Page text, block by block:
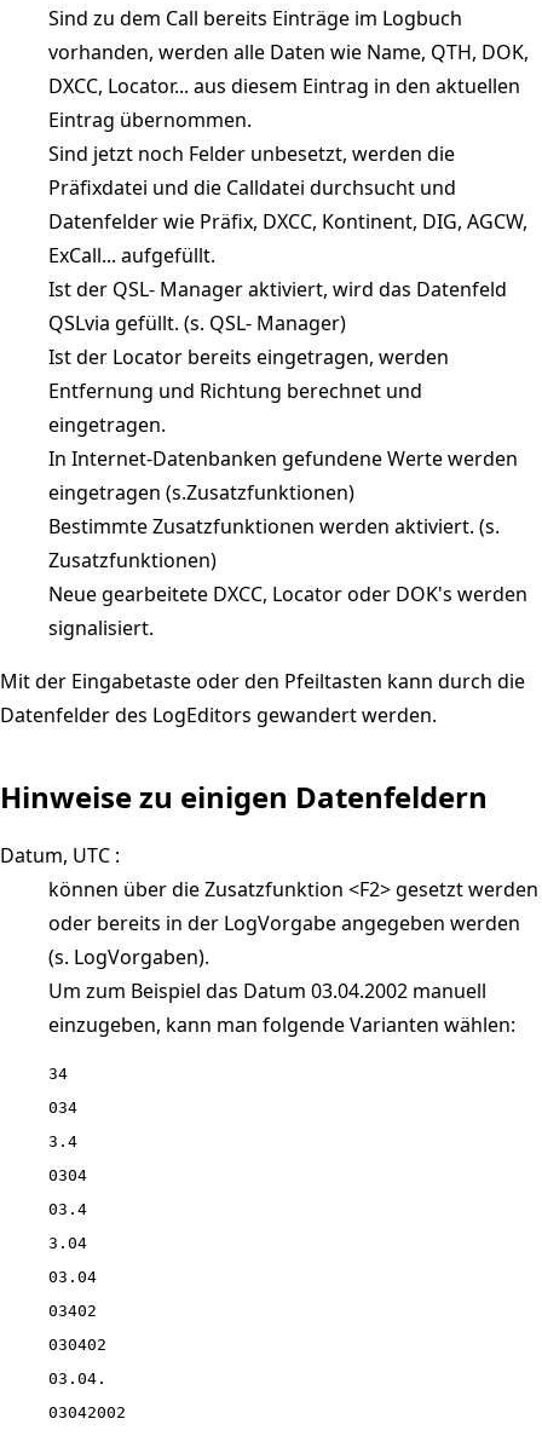
Sind zu dem Call bereits Einträge im Logbuch
vorhanden, werden alle Daten wie Name, QTH, DOK,
DXCC, Locator... aus diesem Eintrag in den aktuellen
Eintrag übernommen.
Sind jetzt noch Felder unbesetzt, werden die
Präfixdatei und die Calldatei durchsucht und
Datenfelder wie Präfix, DXCC, Kontinent, DIG, AGCW,
ExCall... aufgefüllt.
Ist der QSL- Manager aktiviert, wird das Datenfeld
QSLvia gefüllt. (s. QSL- Manager)
Ist der Locator bereits eingetragen, werden
Entfernung und Richtung berechnet und
eingetragen.
In Internet-Datenbanken gefundene Werte werden
eingetragen (s.Zusatzfunktionen)
Bestimmte Zusatzfunktionen werden aktiviert. (s.
Zusatzfunktionen)
Neue gearbeitete DXCC, Locator oder DOK's werden
signalisiert.
Mit der Eingabetaste oder den Pfeiltasten kann durch die
Datenfelder des LogEditors gewandert werden.
Hinweise zu einigen Datenfeldern
Datum, UTC :
können über die Zusatzfunktion <F2> gesetzt werden
oder bereits in der LogVorgabe angegeben werden
(s. LogVorgaben).
Um zum Beispiel das Datum 03.04.2002 manuell
einzugeben, kann man folgende Varianten wählen:
34
034
3.4
0304
03.4
3.04
03.04
03402
030402
03.04.
03042002